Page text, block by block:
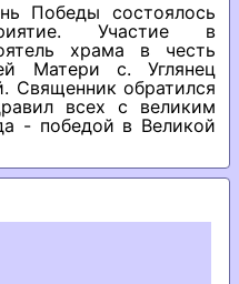
Победы состоялось
Участие в
храма в честь
Матери с. Углянец
Священник обратился
всех с великим
- победой в Великой